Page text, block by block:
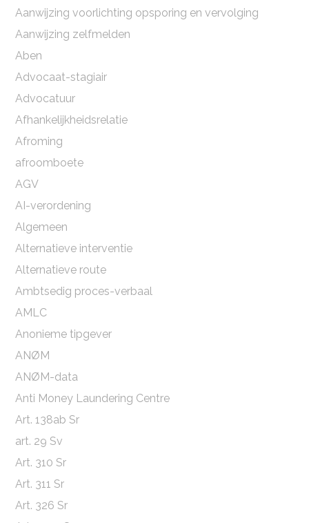
Aanwijzing voorlichting opsporing en vervolging
Aanwijzing zelfmelden
Aben
Advocaat-stagiair
Advocatuur
Afhankelijkheidsrelatie
Afroming
afroomboete
AGV
AI-verordening
Algemeen
Alternatieve interventie
Alternatieve route
Ambtsedig proces-verbaal
AMLC
Anonieme tipgever
ANØM
ANØM-data
Anti Money Laundering Centre
Art. 138ab Sr
art. 29 Sv
Art. 310 Sr
Art. 311 Sr
Art. 326 Sr